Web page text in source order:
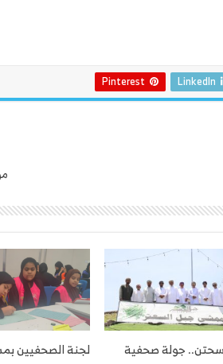
LinkedIn
Pinterest
جولة صحفية
لجنة الصحفيين